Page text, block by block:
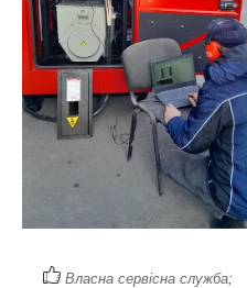
Власна сервісна служба;